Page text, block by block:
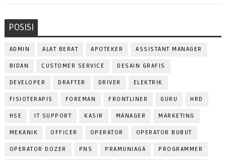
POSISI
ADMIN ALAT BERAT APOTEKER ASSISTANT MANAGER
BIDAN CUSTOMER SERVICE DESAIN GRAFIS
DEVELOPER DRAFTER DRIVER ELEKTRIK
FISIOTERAPIS FOREMAN FRONTLINER GURU HRD
HSE IT SUPPORT KASIR MANAGER MARKETING
MEKANIK OFFICER OPERATOR OPERATOR BUBUT
OPERATOR DOZER PNS PRAMUNIAGA PROGRAMMER